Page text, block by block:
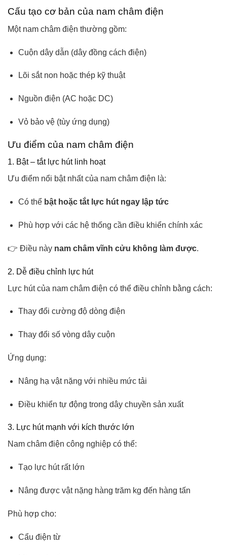
Cấu tạo cơ bản của nam châm điện
Một nam châm điện thường gồm:
Cuộn dây dẫn (dây đồng cách điện)
Lõi sắt non hoặc thép kỹ thuật
Nguồn điện (AC hoặc DC)
Vỏ bảo vệ (tùy ứng dụng)
Ưu điểm của nam châm điện
1. Bật – tắt lực hút linh hoạt
Ưu điểm nổi bật nhất của nam châm điện là:
Có thể bật hoặc tắt lực hút ngay lập tức
Phù hợp với các hệ thống cần điều khiển chính xác
👉 Điều này nam châm vĩnh cửu không làm được.
2. Dễ điều chỉnh lực hút
Lực hút của nam châm điện có thể điều chỉnh bằng cách:
Thay đổi cường độ dòng điện
Thay đổi số vòng dây cuộn
Ứng dụng:
Nâng hạ vật nặng với nhiều mức tải
Điều khiển tự động trong dây chuyền sản xuất
3. Lực hút mạnh với kích thước lớn
Nam châm điện công nghiệp có thể:
Tạo lực hút rất lớn
Nâng được vật nặng hàng trăm kg đến hàng tấn
Phù hợp cho:
Cẩu điện từ